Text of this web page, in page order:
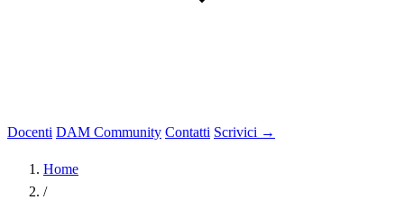
Docenti DAM Community Contatti Scrivici →
Home
/